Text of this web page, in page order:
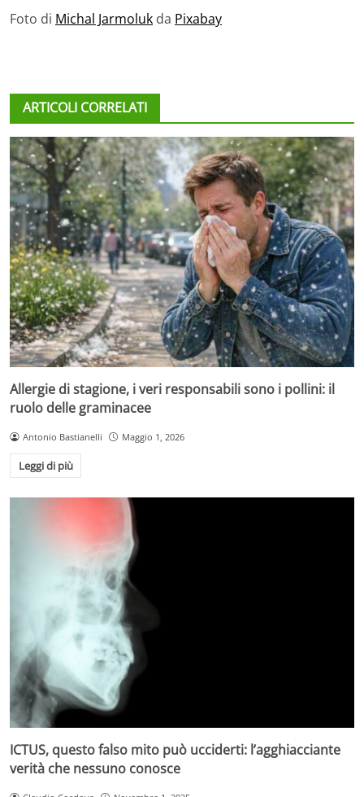
Foto di Michal Jarmoluk da Pixabay
ARTICOLI CORRELATI
Allergie di stagione, i veri responsabili sono i pollini: il
ruolo delle graminacee
Antonio Bastianelli Maggio 1, 2026
Leggi di più
ICTUS, questo falso mito può ucciderti: l’agghiacciante
verità che nessuno conosce